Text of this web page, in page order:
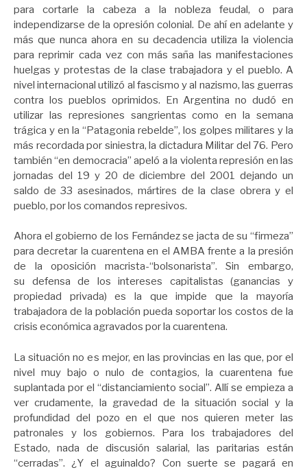
para cortarle la cabeza a la nobleza feudal, o para
independizarse de la opresión colonial. De ahí en adelante y
más que nunca ahora en su decadencia utiliza la violencia
para reprimir cada vez con más saña las manifestaciones
huelgas y protestas de la clase trabajadora y el pueblo. A
nivel internacional utilizó al fascismo y al nazismo, las guerras
contra los pueblos oprimidos. En Argentina no dudó en
utilizar las represiones sangrientas como en la semana
trágica y en la “Patagonia rebelde”, los golpes militares y la
más recordada por siniestra, la dictadura Militar del 76. Pero
también “en democracia” apeló a la violenta represión en las
jornadas del 19 y 20 de diciembre del 2001 dejando un
saldo de 33 asesinados, mártires de la clase obrera y el
pueblo, por los comandos represivos.
Ahora el gobierno de los Fernández se jacta de su “firmeza”
para decretar la cuarentena en el AMBA frente a la presión
de la oposición macrista-“bolsonarista”. Sin embargo,
su defensa de los intereses capitalistas (ganancias y
propiedad privada) es la que impide que la mayoría
trabajadora de la población pueda soportar los costos de la
crisis económica agravados por la cuarentena.
La situación no es mejor, en las provincias en las que, por el
nivel muy bajo o nulo de contagios, la cuarentena fue
suplantada por el “distanciamiento social”. Allí se empieza a
ver crudamente, la gravedad de la situación social y la
profundidad del pozo en el que nos quieren meter las
patronales y los gobiernos. Para los trabajadores del
Estado, nada de discusión salarial, las paritarias están
“cerradas”. ¿Y el aguinaldo? Con suerte se pagará en